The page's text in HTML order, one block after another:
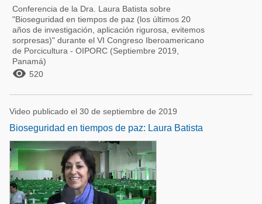
Conferencia de la Dra. Laura Batista sobre
"Bioseguridad en tiempos de paz (los últimos 20
años de investigación, aplicación rigurosa, evitemos
sorpresas)" durante el VI Congreso Iberoamericano
de Porcicultura - OIPORC (Septiembre 2019,
Panamá)
 520
Video publicado el 30 de septiembre de 2019
Bioseguridad en tiempos de paz: Laura Batista